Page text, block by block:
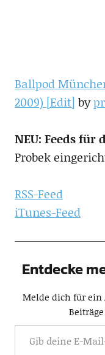
Ballpod
2009) [Edit] by
NEU: Feeds für
Probek
RSS-Feed
iTunes-Feed
Entdecke
Melde dich für ein